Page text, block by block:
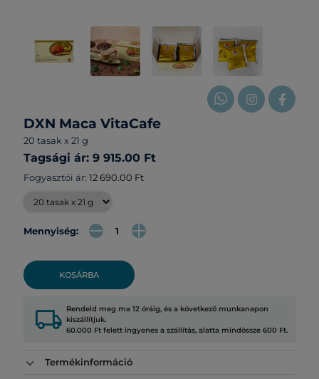
DXN Maca VitaCafe
20 tasak x 21 g
Tagsági ár: 9 915.00 Ft
Fogyasztói ár: 12 690.00 Ft
Mennyiség:
KOSÁRBA
local_shipping Rendeld meg ma 12 óráig, és a következő munkanapon
kiszállítjuk.
60.000 Ft felett ingyenes a szállítás, alatta mindössze 600 Ft.
Termékinformáció